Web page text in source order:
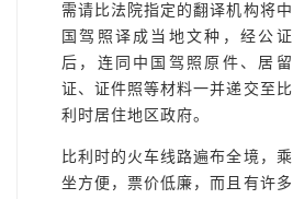
需请比法院指定的翻译机构将中
国驾照译成当地文种，经公证
后，连同中国驾照原件、居留
证、证件照等材料一并递交至比
利时居住地区政府。
比利时的火车线路遍布全境，乘
坐方便，票价低廉，而且有许多